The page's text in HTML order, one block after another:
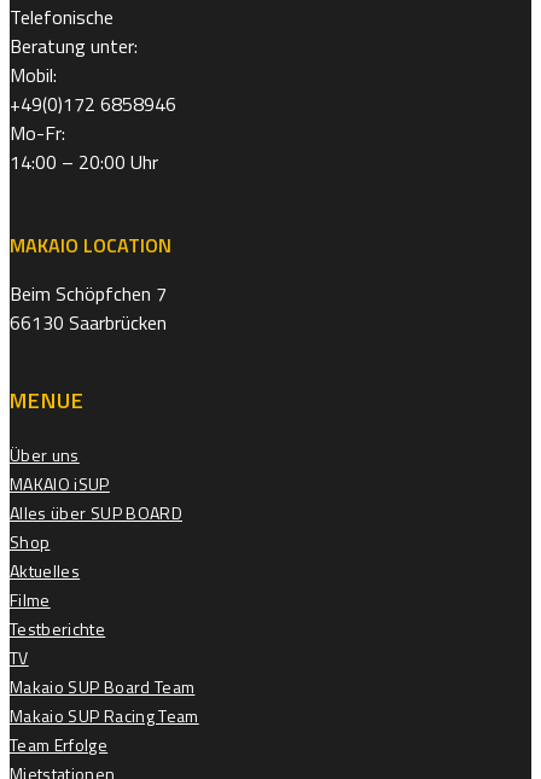
Telefonische
Beratung unter:
Mobil:
+49(0)172 6858946
Mo-Fr:
14:00 – 20:00 Uhr
MAKAIO LOCATION
Beim Schöpfchen 7
66130 Saarbrücken
MENUE
Über uns
MAKAIO iSUP
Alles über SUP BOARD
Shop
Aktuelles
Filme
Testberichte
TV
Makaio SUP Board Team
Makaio SUP Racing Team
Team Erfolge
Mietstationen